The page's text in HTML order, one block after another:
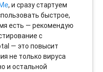
, и сразу стартуем
быстрое,
есть — рекомендую
с
— это повысит
не только вируса
и остальной